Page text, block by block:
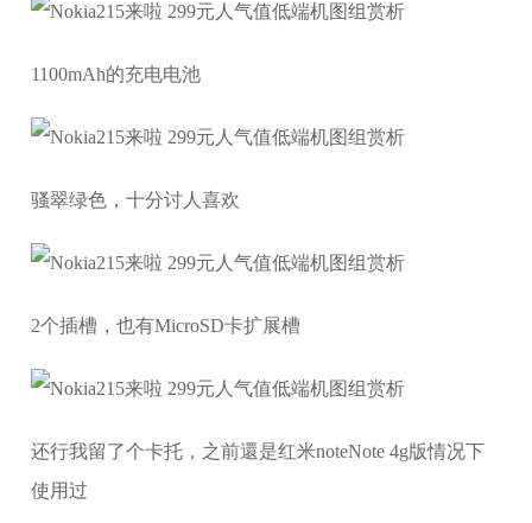
1100mAh的充电电池
骚翠绿色，十分讨人喜欢
2个插槽，也有MicroSD卡扩展槽
还行我留了个卡托，之前還是红米noteNote 4g版情况下
使用过